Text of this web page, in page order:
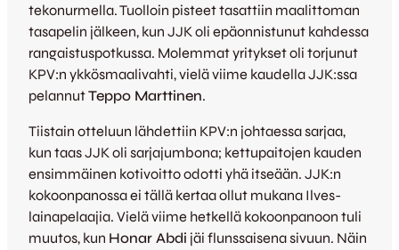
tekonurmella. Tuolloin pisteet tasattiin maalittoman
tasapelin jälkeen, kun JJK oli epäonnistunut kahdessa
rangaistuspotkussa. Molemmat yritykset oli torjunut
KPV:n ykkösmaalivahti, vielä viime kaudella JJK:ssa
pelannutTeppo Marttinen.
Tiistain otteluun lähdettiin KPV:n johtaessa sarjaa,
kun taas JJK oli sarjajumbona; kettupaitojen kauden
ensimmäinen kotivoitto odotti yhä itseään. JJK:n
kokoonpanossa ei tällä kertaa ollut mukana Ilves-
lainapelaajia. Vielä viime hetkellä kokoonpanoon tuli
muutos, kun Honar Abdi jäi flunssaisena sivuun. Näin